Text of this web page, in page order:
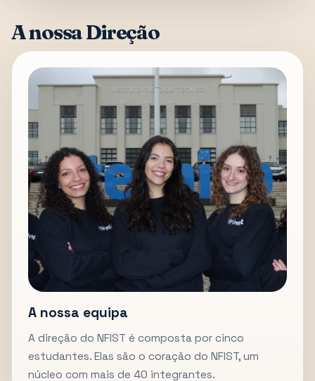
A nossa Direção
A nossa equipa
A direção do NFIST é composta por cinco
estudantes. Elas são o coração do NFIST, um
núcleo com mais de 40 integrantes.